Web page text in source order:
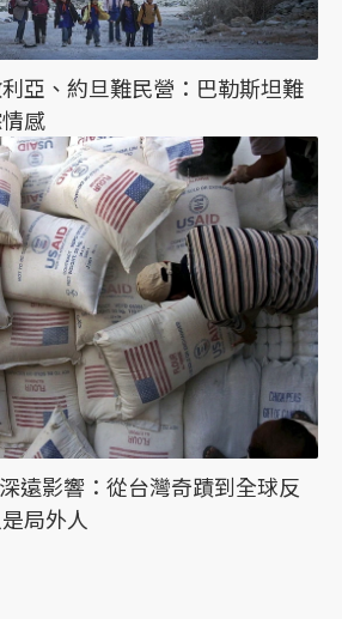
亞、約旦難民營：巴勒斯坦難
感
遠影響：從台灣奇蹟到全球反
局外人